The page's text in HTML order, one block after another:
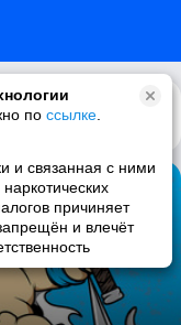
по ссылке
и связанная с ними
причиняет
и влечёт